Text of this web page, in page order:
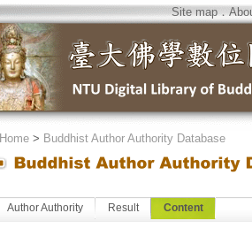
Site map．
Home> Buddhist Author Authority Database
Author Authority Result Content